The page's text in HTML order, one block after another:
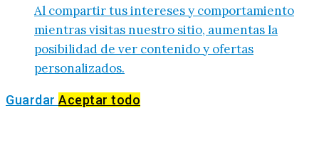
Al compartir tus intereses y comportamiento
mientras visitas nuestro sitio, aumentas la
posibilidad de ver contenido y ofertas
personalizados.
Guardar Aceptar todo